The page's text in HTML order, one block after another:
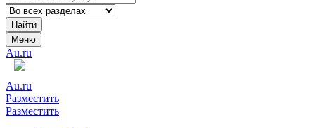
Найти
Меню
Au.ru
Au.ru
Разместить
Разместить